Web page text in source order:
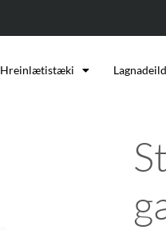
Hreinlætistæki Lagnadeild